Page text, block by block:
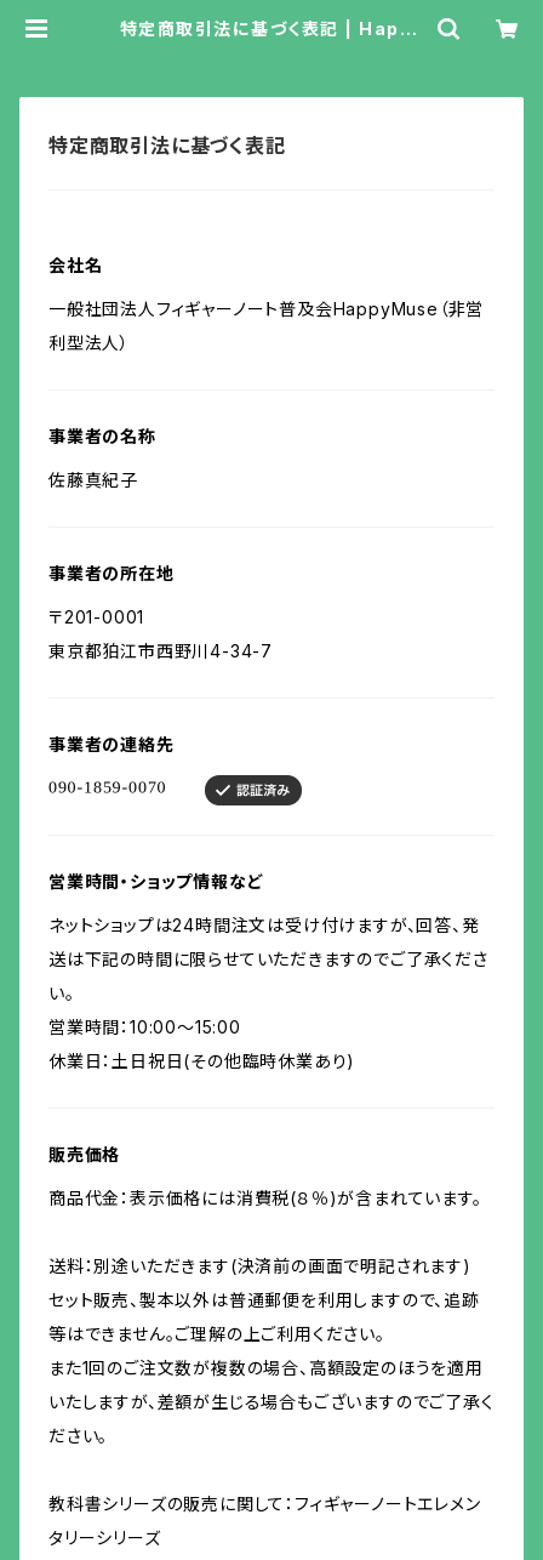
特定商取引法に基づく表記 | Happy
特定商取引法に基づく表記
会社名
一般社団法人フィギャーノート普及会HappyMuse（非営
利型法人）
事業者の名称
佐藤真紀子
事業者の所在地
〒201-0001
東京都狛江市西野川4-34-7
事業者の連絡先
営業時間・ショップ情報など
ネットショップは24時間注文は受け付けますが、回答、発
送は下記の時間に限らせていただきますのでご了承くださ
い。
営業時間：10:00～15:00
休業日：土日祝日(その他臨時休業あり)
販売価格
商品代金：表示価格には消費税(８％)が含まれています。
送料：別途いただきます(決済前の画面で明記されます)
セット販売、製本以外は普通郵便を利用しますので、追跡
等はできません。ご理解の上ご利用ください。
また1回のご注文数が複数の場合、高額設定のほうを適用
いたしますが、差額が生じる場合もございますのでご了承く
ださい。
教科書シリーズの販売に関して：フィギャーノートエレメン
タリーシリーズ